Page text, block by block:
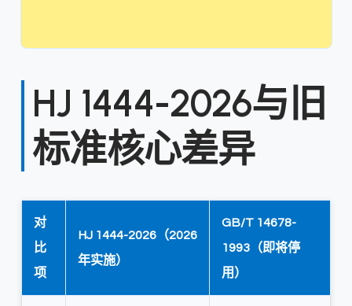
HJ 1444-2026与旧
标准核心差异
对
比
项
HJ 1444-2026（2026
年实施）
GB/T 14678-
1993（即将停
用）